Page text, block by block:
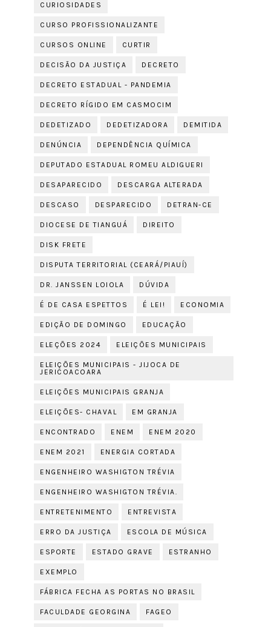
CURIOSIDADES
CURSO PROFISSIONALIZANTE
CURSOS ONLINE CURTIR
DECISÃO DA JUSTIÇA DECRETO
DECRETO ESTADUAL - PANDEMIA
DECRETO RÍGIDO EM CASMOCIM
DEDETIZADO DEDETIZADORA DEMITIDA
DENÚNCIA DEPENDÊNCIA QUÍMICA
DEPUTADO ESTADUAL ROMEU ALDIGUERI
DESAPARECIDO DESCARGA ALTERADA
DESCASO DESPARECIDO DETRAN-CE
DIOCESE DE TIANGUÁ DIREITO
DISK FRETE
DISPUTA TERRITORIAL (CEARÁ/PIAUÍ)
DR. JANSSEN LOIOLA DÚVIDA
É DE CASA ESPETTOS É LEI! ECONOMIA
EDIÇÃO DE DOMINGO EDUCAÇÃO
ELEÇÕES 2024 ELEIÇÕES MUNICIPAIS
ELEIÇÕES MUNICIPAIS - JIJOCA DE
JERICOACOARA
ELEIÇÕES MUNICIPAIS GRANJA
ELEIÇÕES- CHAVAL EM GRANJA
ENCONTRADO ENEM ENEM 2020
ENEM 2021 ENERGIA CORTADA
ENGENHEIRO WASHIGTON TRÉVIA
ENGENHEIRO WASHIGTON TRÉVIA.
ENTRETENIMENTO ENTREVISTA
ERRO DA JUSTIÇA ESCOLA DE MÚSICA
ESPORTE ESTADO GRAVE ESTRANHO
EXEMPLO
FÁBRICA FECHA AS PORTAS NO BRASIL
FACULDADE GEORGINA FAGEO